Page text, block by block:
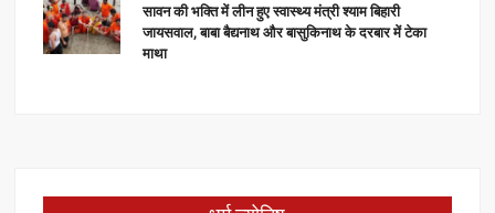
सावन की भक्ति में लीन हुए स्वास्थ्य मंत्री श्याम बिहारी
जायसवाल, बाबा बैद्यनाथ और बासुकिनाथ के दरबार में टेका
माथा